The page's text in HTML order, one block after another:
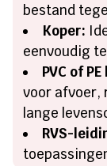
bestand
Koper:
eenvoudig
PVC of
voor afvoer,
lange
RVS-